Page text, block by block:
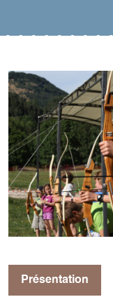
Présentation